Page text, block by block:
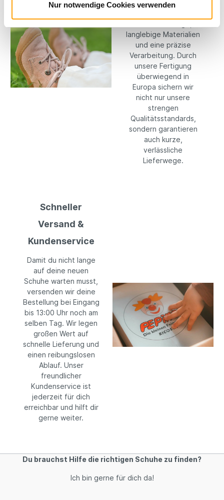
Nur notwendige Cookies verwenden
Kompromisse: Wir
langlebige Materialien
und eine präzise
Verarbeitung. Durch
unsere Fertigung
überwiegend in
Europa sichern wir
nicht nur unsere
strengen
Qualitätsstandards,
sondern garantieren
auch kurze,
verlässliche
Lieferwege.
Schneller
Versand &
Kundenservice
Damit du nicht lange
auf deine neuen
Schuhe warten musst,
versenden wir deine
Bestellung bei Eingang
bis 13:00 Uhr noch am
selben Tag. Wir legen
großen Wert auf
schnelle Lieferung und
einen reibungslosen
Ablauf. Unser
freundlicher
Kundenservice ist
jederzeit für dich
erreichbar und hilft dir
gerne weiter.
Du brauchst Hilfe die richtigen Schuhe zu finden?
Ich bin gerne für dich da!